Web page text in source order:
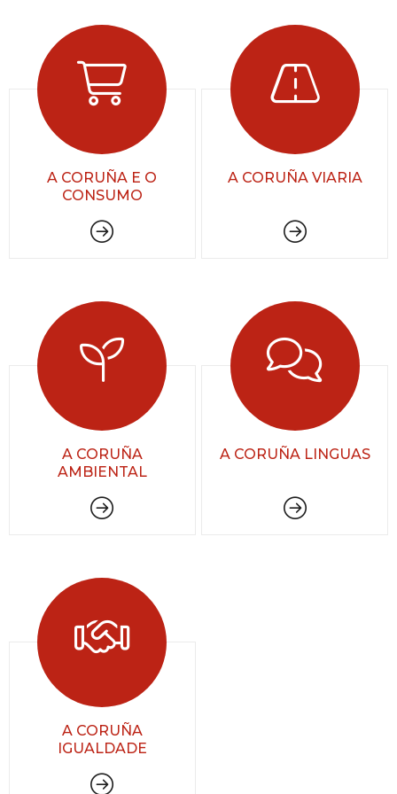
A CORUÑA E O
CONSUMO
A CORUÑA VIARIA
A CORUÑA
AMBIENTAL
A CORUÑA LINGUAS
A CORUÑA
IGUALDADE